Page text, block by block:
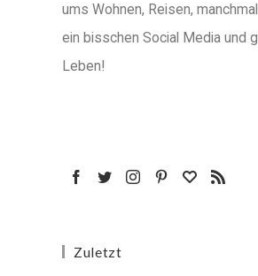
ums Wohnen, Reisen,
ein bisschen Social Media und
Leben!
Zuletzt